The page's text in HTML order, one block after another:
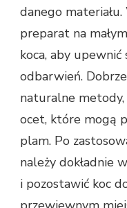
danego
preparat na
koca, aby
odbarwień.
naturalne
ocet, które mogą
plam. Po
należy dokładnie
i pozostawić koc